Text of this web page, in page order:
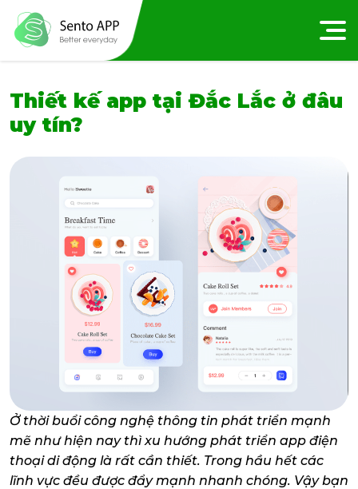
Thiết kế app tại Đắc Lắc ở đâu
uy tín?
Ở thời buổi công nghệ thông tin phát triển mạnh
mẽ như hiện nay thì xu hướng phát triển app điện
thoại di động là rất cần thiết. Trong hầu hết các
lĩnh vực đều được đẩy mạnh nhanh chóng. Vậy bạn